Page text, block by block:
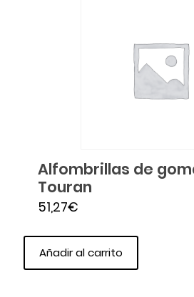
Alfombrillas de
Touran
51,27€
Añadir al carrito